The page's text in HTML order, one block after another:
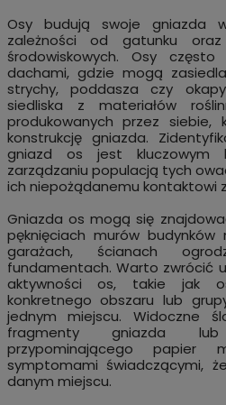
Osy budują swoje gniazda
zależności od gatunku
środowiskowych. Osy
dachami, gdzie mogą
strychy, poddasza czy
siedliska z materiałów
produkowanych przez siebie,
konstrukcję gniazda.
gniazd os jest kluczowym
zarządzaniu populacją tych
ich niepożądanemu kontaktowi
Gniazda os mogą się
pęknięciach murów
garażach, ścianach
fundamentach. Warto zwrócić
aktywności os, takie jak
konkretnego obszaru lub
jednym miejscu. Widoczne
fragmenty gniazda lub
przypominającego papier
symptomami świadczącymi,
danym miejscu.